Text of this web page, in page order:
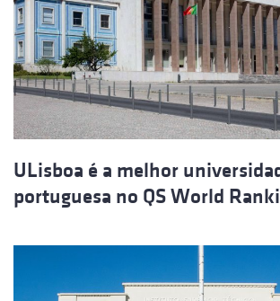
ULisboa é a melhor
portuguesa no QS World